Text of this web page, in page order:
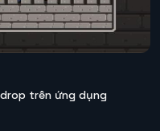
trên ứng dụng